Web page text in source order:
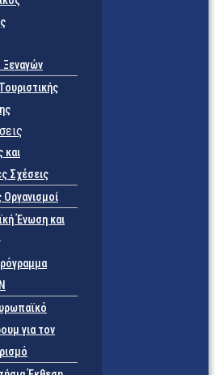
και
Σχέσεις
Οργανισμοί
Ένωση και
για τον